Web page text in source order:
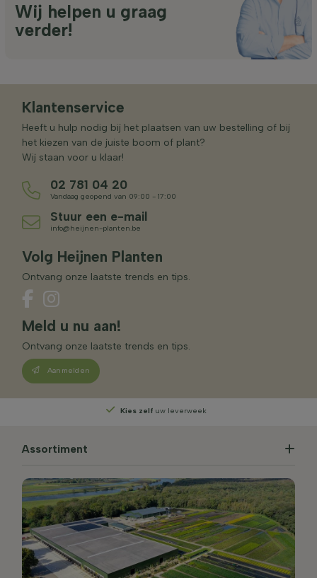
Wij helpen u graag
verder!
Klantenservice
Heeft u hulp nodig bij het plaatsen van uw bestelling of bij
het kiezen van de juiste boom of plant?
Wij staan voor u klaar!
02 781 04 20
Vandaag geopend van 09:00 - 17:00
Stuur een e-mail
info@heijnen-planten.be
Volg Heijnen Planten
Ontvang onze laatste trends en tips.
Meld u nu aan!
Ontvang onze laatste trends en tips.
Aanmelden
Kies zelf uw leverweek
Assortiment